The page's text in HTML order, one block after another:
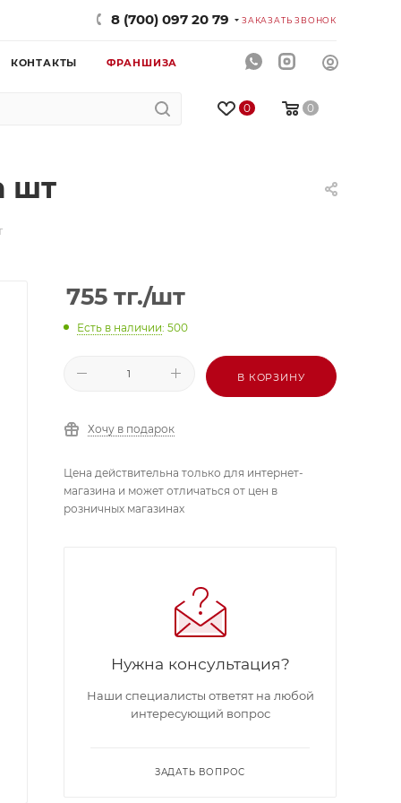
8 (700) 097 20 79 ЗАКАЗАТЬ ЗВОНОК
КОНТАКТЫ ФРАНШИЗА
0 0
шт
755 тг./шт
Есть в наличии: 500
В КОРЗИНУ
Хочу в подарок
Цена действительна только для интернет-
магазина и может отличаться от цен в
розничных магазинах
Нужна консультация?
Наши специалисты ответят на любой
интересующий вопрос
ЗАДАТЬ ВОПРОС